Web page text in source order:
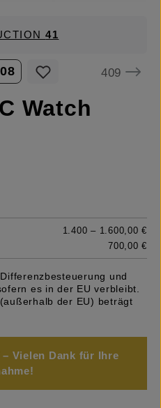
41
409
Watch
1.400 – 1.600,00 €
700,00 €
und
es in der EU verbleibt.
der EU) beträgt
– Vielen Dank für Ihre